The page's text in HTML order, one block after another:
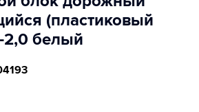
(пластиковый
белый